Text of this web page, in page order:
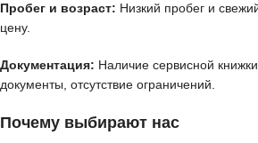
Пробег и возраст: Низкий пробег и
цену.
Документация: Наличие сервисной
документы, отсутствие ограничений.
Почему выбирают нас